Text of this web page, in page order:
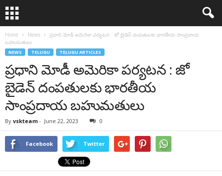
Home News
ప్ర‌ధాని మోడీ అమెరికా ప‌ర్య‌ట‌న : జో బైడెన్ దంప‌తుల‌కు భార‌తీయ‌ సాంప్ర‌దాయ
బ‌హుమ‌తులు
NEWS TELUGU TELUGU ARTICLES
ప్ర‌ధాని మోడీ అమెరికా ప‌ర్య‌ట‌న : జో
బైడెన్ దంప‌తుల‌కు భార‌తీయ‌
సాంప్ర‌దాయ బ‌హుమ‌తులు
By vskteam - June 22, 2023 0
Facebook Twitter